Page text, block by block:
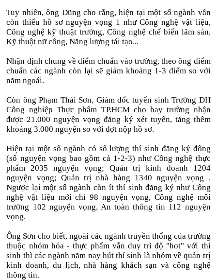
Tuy nhiên, ông Dũng cho rằng, hiện tại một số ngành vẫn
còn thiếu hồ sơ nguyện vọng 1 như Công nghệ vật liệu,
Công nghệ kỹ thuật trường, Công nghệ chế biến lâm sản,
Kỹ thuật nữ công, Năng lượng tái tạo...
Nhận định chung về điểm chuẩn vào trường, theo ông điểm
chuẩn các ngành còn lại sẽ giảm khoảng 1-3 điểm so với
năm ngoái.
Còn ông Phạm Thái Sơn, Giám đốc tuyển sinh Trường ĐH
Công nghiệp Thực phẩm TP.HCM cho hay trường nhận
được 21.000 nguyện vọng đăng ký xét tuyển, tăng thêm
khoảng 3.000 nguyện so với đợt nộp hồ sơ.
Hiện tại một số ngành có số lượng thí sinh đăng ký đông
(số nguyện vọng bao gồm cả 1-2-3) như Công nghệ thực
phẩm 2035 nguyện vọng; Quản trị kinh doanh 1204
nguyện vọng; Quản trị nhà hàng 1340 nguyện vọng .
Ngược lại một số ngành còn ít thí sinh đăng ký như Công
nghệ vật liệu mới chỉ 98 nguyện vọng, Công nghệ môi
trường 102 nguyện vọng, An toàn thông tin 112 nguyện
vọng.
Ông Sơn cho biết, ngoài các ngành truyền thống của trường
thuộc nhóm hóa - thực phẩm vẫn duy trì độ "hot" với thí
sinh thì các ngành năm nay hút thí sinh là nhóm về quản trị
kinh doanh, du lịch, nhà hàng khách sạn và công nghệ
thông tin.